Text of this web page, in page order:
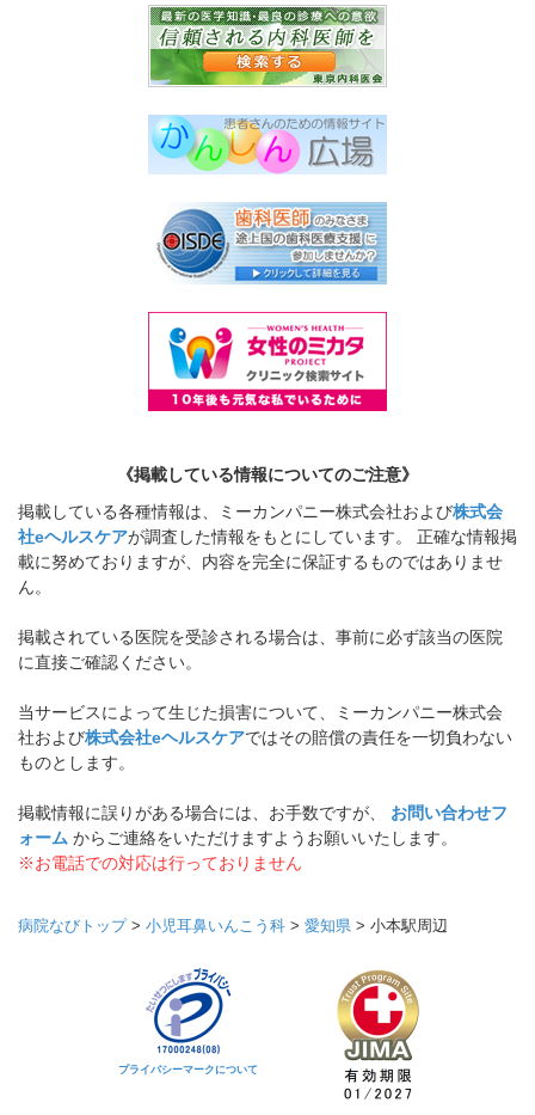
《掲載している情報についてのご注意》
掲載している各種情報は、ミーカンパニー株式会社および株式会
社eヘルスケアが調査した情報をもとにしています。 正確な情報掲
載に努めておりますが、内容を完全に保証するものではありませ
ん。
掲載されている医院を受診される場合は、事前に必ず該当の医院
に直接ご確認ください。
当サービスによって生じた損害について、ミーカンパニー株式会
社および株式会社eヘルスケアではその賠償の責任を一切負わない
ものとします。
掲載情報に誤りがある場合には、お手数ですが、 お問い合わせフ
ォーム からご連絡をいただけますようお願いいたします。
※お電話での対応は行っておりません
病院なびトップ> 小児耳鼻いんこう科 > 愛知県 > 小本駅周辺
プライバシーマークについて